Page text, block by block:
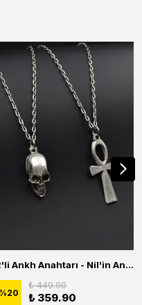
2'li Ankh Anahtarı - Nil'in Anahtarı - Kuru Kafa Erkek Kadın Kolye Seti
%20
₺ 449.90
₺ 359.90